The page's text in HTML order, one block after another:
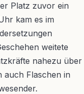
Platz zuvor ein
kam es im
weitete
nahezu über
auch Flaschen in